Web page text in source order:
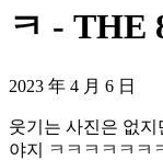
ㅋ - THE
2023 年 4 月 6 日
웃기는 사진은 없
야지 ㅋㅋㅋㅋㅋㅋ